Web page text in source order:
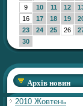
9
10 11 12
16
17 18 19
23
24 25 26
30
Архів новин
2010 Жовтень